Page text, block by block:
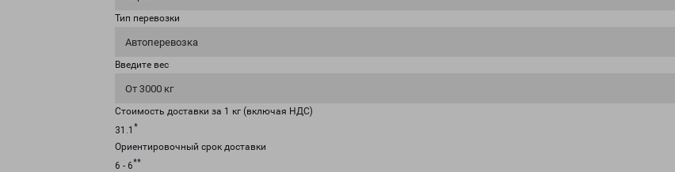
Тип перевозки
Автоперевозка
Введите вес
От 3000 кг
Стоимость доставки за 1 кг (включая НДС)
31.1 *
Ориентировочный срок доставки
6 - 6**